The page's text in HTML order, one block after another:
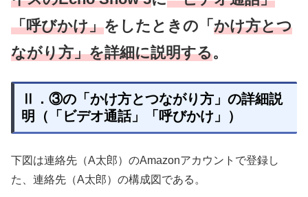
「呼びかけ」をしたときの「 かけ方とつ
ながり方」を詳細に説明する。
Ⅱ．③の「かけ方とつながり方」の詳細説
明（「ビデオ通話」「呼びかけ」）
下図は連絡先（A太郎）のAmazonアカウントで登録し
た、連絡先（A太郎）の構成図である。